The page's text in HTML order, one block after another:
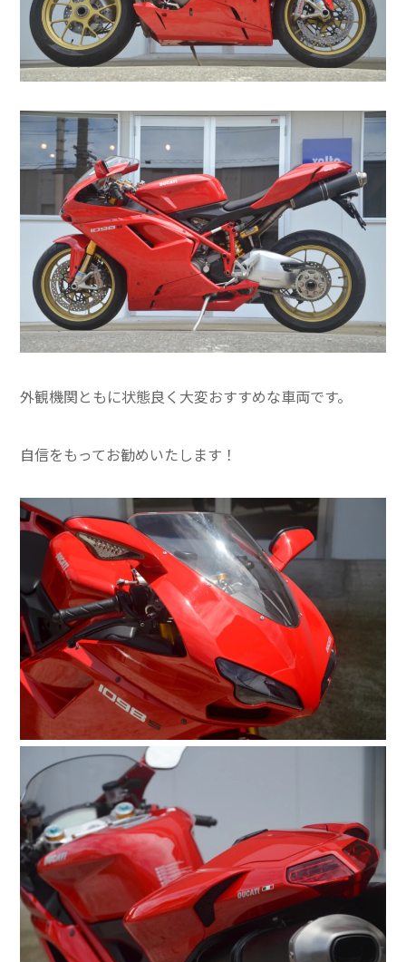
外観機関ともに状態良く大変おすすめな車両です。
自信をもってお勧めいたします！